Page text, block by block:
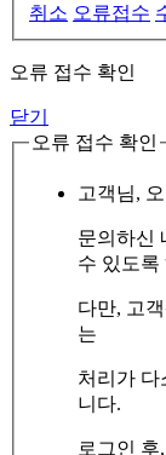
취소 오류접수
오류 접수 확인
닫기
오류 접수 확인
고객님,
문의하신
수 있도록
다만, 고
는
처리가 다
니다.
로그인 후